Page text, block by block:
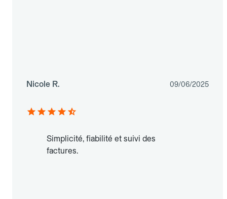
Nicole R. 09/06/2025
Simplicité, fiabilité et suivi des
factures.